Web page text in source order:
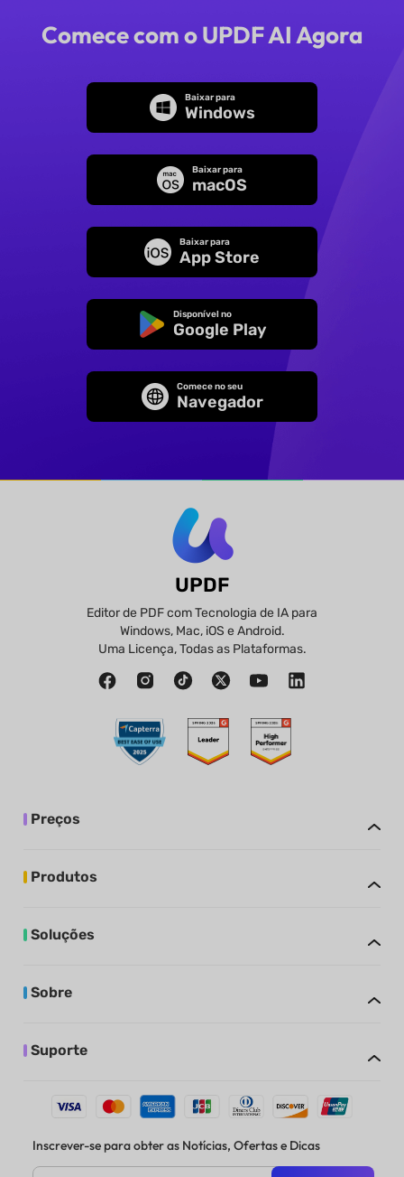
Comece com o UPDF AI Agora
Baixar para
Windows
Baixar para
macOS
Baixar para
App Store
Disponível no
Google Play
Comece no seu
Navegador
UPDF
Editor de PDF com Tecnologia de IA para
Windows, Mac, iOS e Android.
Uma Licença, Todas as Plataformas.
Preços
Produtos
Soluções
Sobre
Suporte
Inscrever-se para obter as Notícias, Ofertas e Dicas